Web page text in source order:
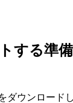
する準
ダウンロード